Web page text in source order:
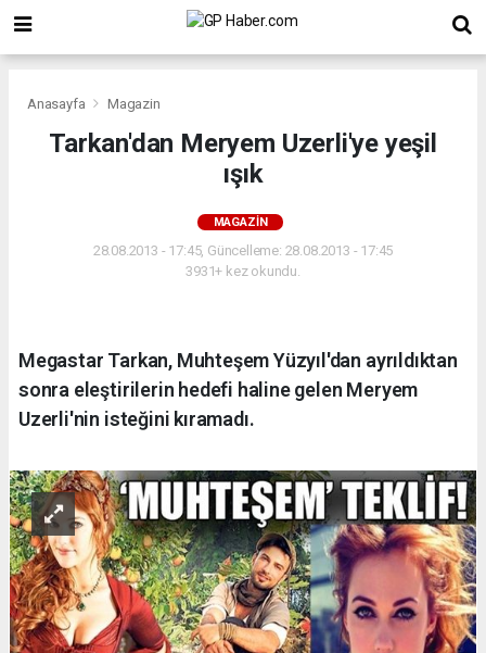
Anasayfa Magazin
Tarkan'dan Meryem Uzerli'ye yeşil
ışık
MAGAZIN
28.08.2013 - 17:45, Güncelleme: 28.08.2013 - 17:45
3931+ kez okundu.
Megastar Tarkan, Muhteşem Yüzyıl'dan ayrıldıktan
sonra eleştirilerin hedefi haline gelen Meryem
Uzerli'nin isteğini kıramadı.